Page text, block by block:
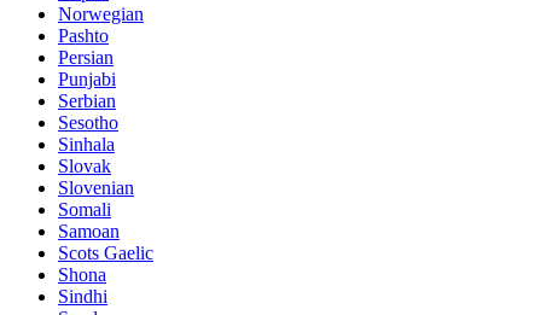
Norwegian
Pashto
Persian
Punjabi
Serbian
Sesotho
Sinhala
Slovak
Slovenian
Somali
Samoan
Scots Gaelic
Shona
Sindhi